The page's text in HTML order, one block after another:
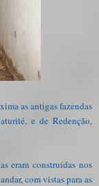
as antigas fazendas
e de Redenção,
eram construídas nos
com vistas para as